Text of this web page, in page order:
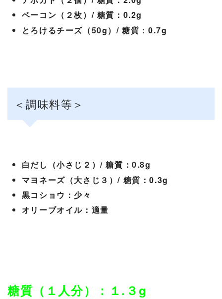
ベーコン（２枚）/ 糖質：0.2g
とろけるチーズ（50g）/ 糖質：0.7g
＜調味料等＞
白だし（小さじ２）/ 糖質：0.8g
マヨネーズ（大さじ３）/ 糖質：0.3g
黒コショウ：少々
オリーブオイル：適量
糖質（１人分）：１.３g